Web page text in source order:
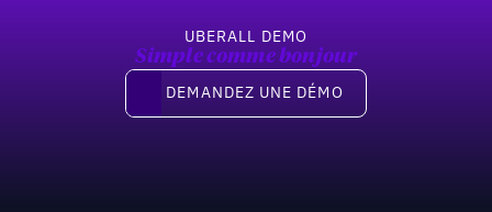
UBERALL DEMO
Simple comme bonjour
Demandez une démo
DEMANDEZ UNE DÉMO